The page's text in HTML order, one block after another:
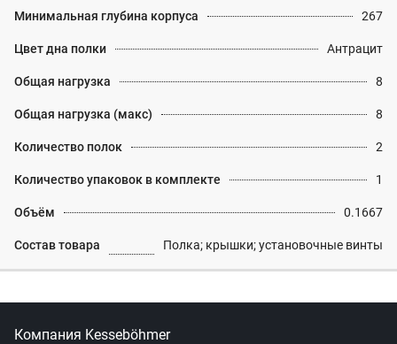
Минимальная глубина корпуса 267
Цвет дна полки Антрацит
Общая нагрузка 8
Общая нагрузка (макс) 8
Количество полок 2
Количество упаковок в комплекте 1
Объём 0.1667
Состав товара Полка; крышки; установочные винты
Компания Kesseböhmer